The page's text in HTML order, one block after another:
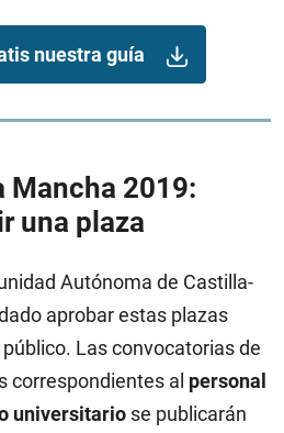
nuestra guía
Mancha 2019:
una plaza
Autónoma de Castilla-
aprobar estas plazas
Las convocatorias de
correspondientes al personal
universitario se publicarán